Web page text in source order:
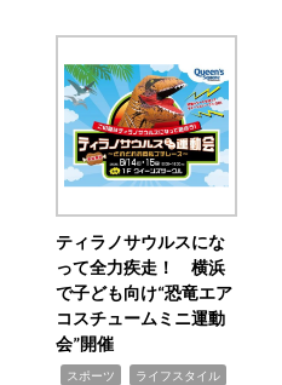
ティラノサウルスにな
って全力疾走！ 横浜
で子ども向け“恐竜エア
コスチュームミニ運動
会”開催
スポーツ ライフスタイル